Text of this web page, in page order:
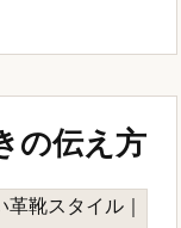
の伝え方